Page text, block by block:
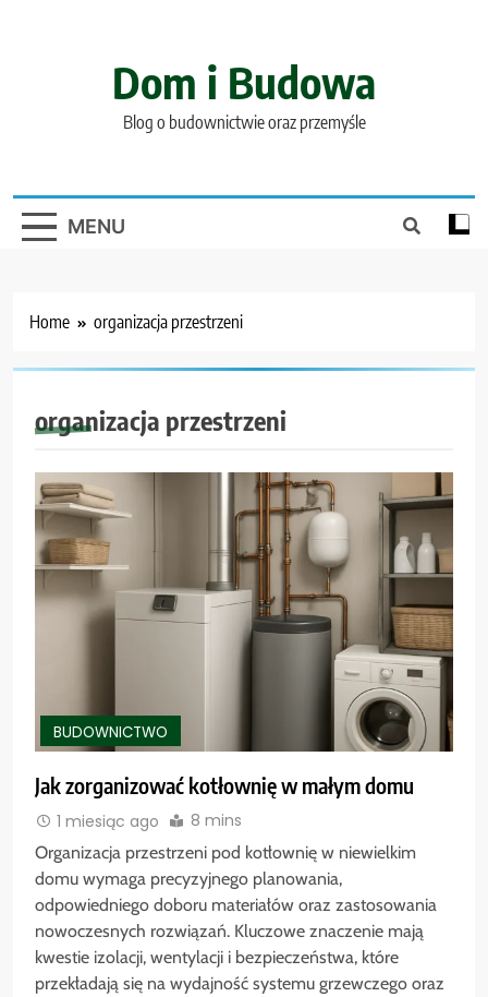
Dom i Budowa
Blog o budownictwie oraz przemyśle
MENU
Home organizacja przestrzeni
organizacja przestrzeni
BUDOWNICTWO
Jak zorganizować kotłownię w małym domu
1 miesiąc ago 8 mins
Organizacja przestrzeni pod kotłownię w niewielkim
domu wymaga precyzyjnego planowania,
odpowiedniego doboru materiałów oraz zastosowania
nowoczesnych rozwiązań. Kluczowe znaczenie mają
kwestie izolacji, wentylacji i bezpieczeństwa, które
przekładają się na wydajność systemu grzewczego oraz